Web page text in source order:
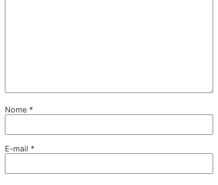
Nome *
E-mail *